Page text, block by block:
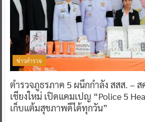
ข่าวตำรวจ
ตำรวจภูธรภาค 5 ผนึกกำลัง สสส. – ส
เชียงใหม่ เปิดแคมเปญ “Police 5
เก็บแต้มสุขภาพดีได้ทุกวัน”